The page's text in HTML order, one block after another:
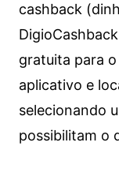
cashback
gratuita para
aplicativo e
selecionando
possibilitam o